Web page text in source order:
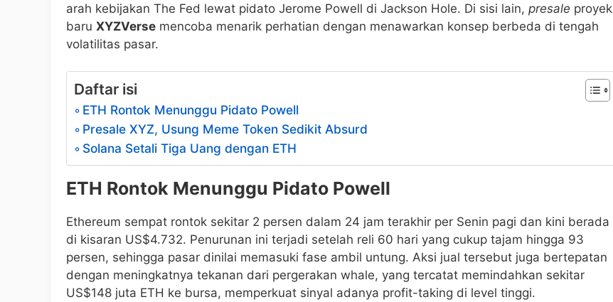
arah kebijakan The Fed lewat pidato Jerome Powell di Jackson Hole. Di sisi lain, presale proyek
baru XYZVerse mencoba menarik perhatian dengan menawarkan konsep berbeda di tengah
volatilitas pasar.
Daftar isi
ETH Rontok Menunggu Pidato Powell
Presale XYZ, Usung Meme Token Sedikit Absurd
Solana Setali Tiga Uang dengan ETH
ETH Rontok Menunggu Pidato Powell
Ethereum sempat rontok sekitar 2 persen dalam 24 jam terakhir per Senin pagi dan kini berada
di kisaran US$4.732. Penurunan ini terjadi setelah reli 60 hari yang cukup tajam hingga 93
persen, sehingga pasar dinilai memasuki fase ambil untung. Aksi jual tersebut juga bertepatan
dengan meningkatnya tekanan dari pergerakan whale, yang tercatat memindahkan sekitar
US$148 juta ETH ke bursa, memperkuat sinyal adanya profit-taking di level tinggi.